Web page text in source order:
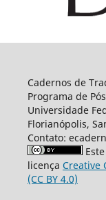
Cadernos de
Programa de
Universidade
Florianópolis,
Contato:
licença Creative
(CC BY 4.0)